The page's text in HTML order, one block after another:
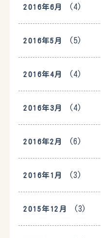
2016年6月 (4)
2016年5月 (5)
2016年4月 (4)
2016年3月 (4)
2016年2月 (6)
2016年1月 (3)
2015年12月 (3)